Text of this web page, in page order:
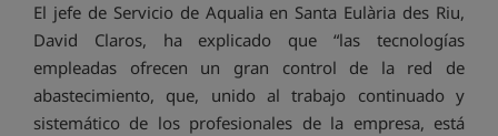
El jefe de Servicio de Aqualia en Santa Eulària des Riu,
David Claros, ha explicado que “las tecnologías
empleadas ofrecen un gran control de la red de
abastecimiento, que, unido al trabajo continuado y
sistemático de los profesionales de la empresa, está